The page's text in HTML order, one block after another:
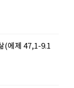
(에제 47,1-9.1